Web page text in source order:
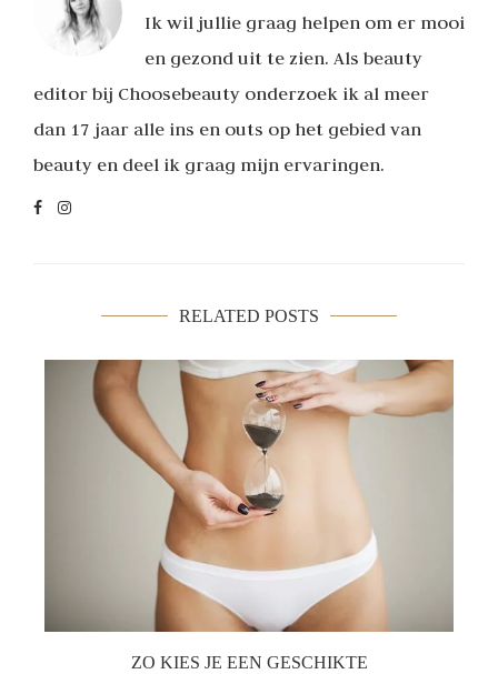
Ik wil jullie graag helpen om er mooi
en gezond uit te zien. Als beauty
editor bij Choosebeauty onderzoek ik al meer
dan 17 jaar alle ins en outs op het gebied van
beauty en deel ik graag mijn ervaringen.
RELATED POSTS
ZO KIES JE EEN GESCHIKTE